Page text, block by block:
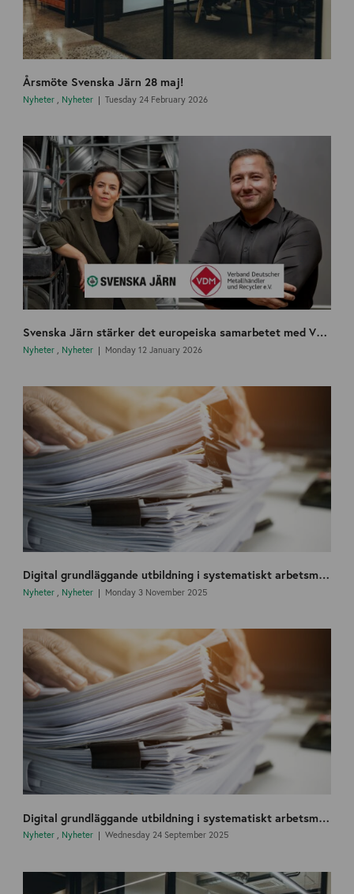
Årsmöte Svenska Järn 28 maj!
Nyheter Nyheter Tuesday 24 February 2026
Svenska Järn stärker det europeiska samarbetet med VDM och startar en nordisk arbetsgrupp
Nyheter Nyheter Monday 12 January 2026
Digital grundläggande utbildning i systematiskt arbetsmiljöarbete (SAM)
Nyheter Nyheter Monday 3 November 2025
Digital grundläggande utbildning i systematiskt arbetsmiljöarbete (SAM)
Nyheter , Nyheter Wednesday 24 September 2025